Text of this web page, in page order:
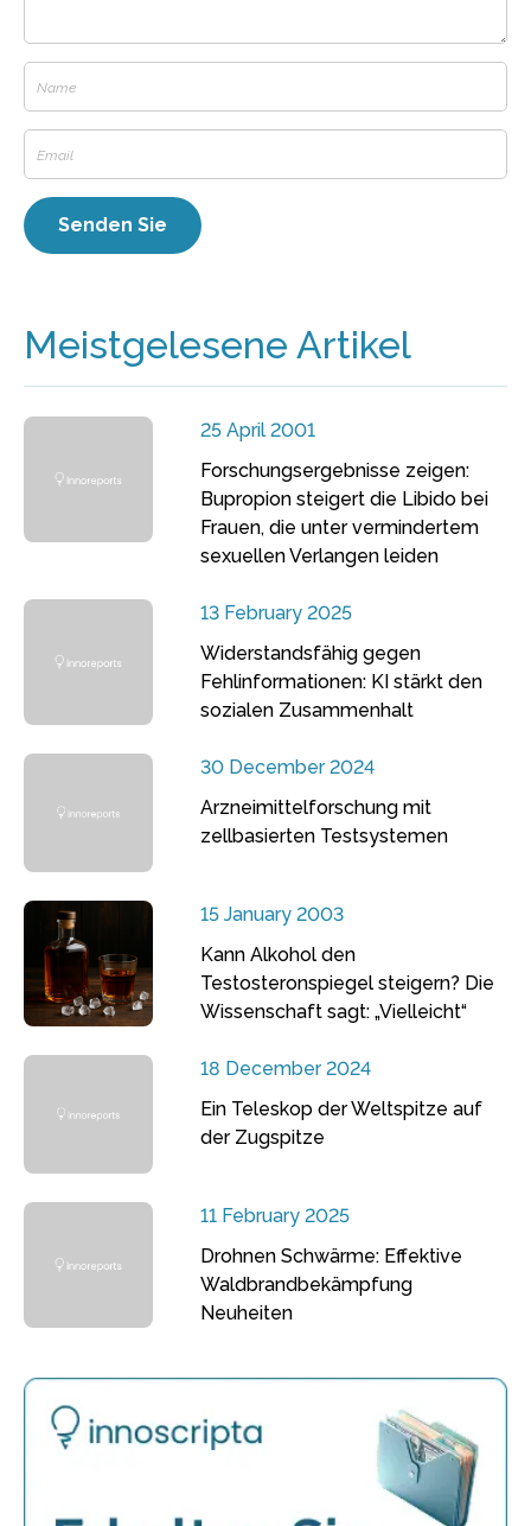
Meistgelesene Artikel
25 April 2001
Forschungsergebnisse zeigen:
Bupropion steigert die Libido bei
Frauen, die unter vermindertem
sexuellen Verlangen leiden
13 February 2025
Widerstandsfähig gegen
Fehlinformationen: KI stärkt den
sozialen Zusammenhalt
30 December 2024
Arzneimittelforschung mit
zellbasierten Testsystemen
15 January 2003
Kann Alkohol den
Testosteronspiegel steigern? Die
Wissenschaft sagt: „Vielleicht“
18 December 2024
Ein Teleskop der Weltspitze auf
der Zugspitze
11 February 2025
Drohnen Schwärme: Effektive
Waldbrandbekämpfung
Neuheiten